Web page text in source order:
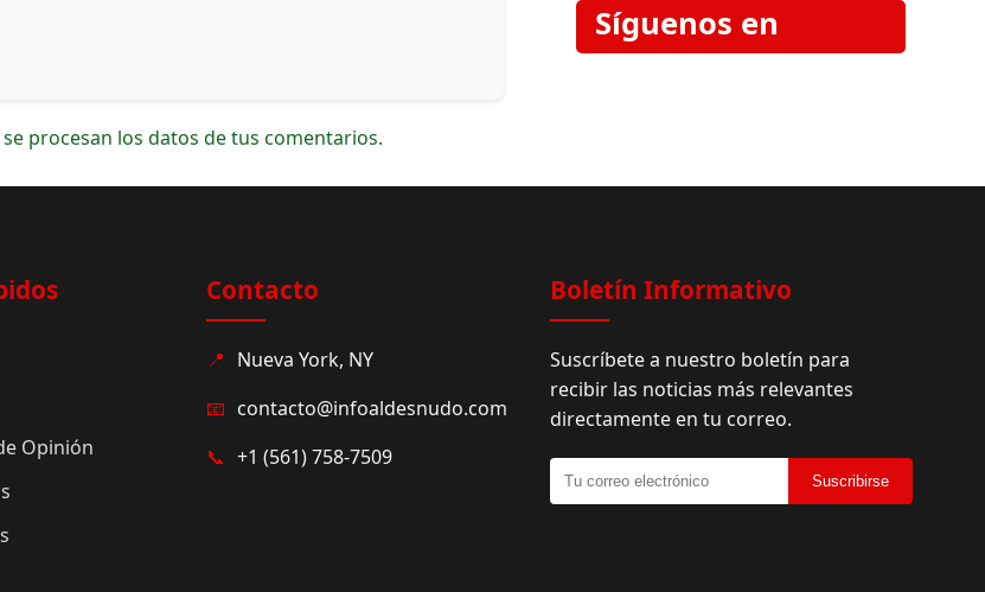
procesan los datos de tus comentarios.
Síguenos en
Opinión
Contacto
📍 Nueva York, NY
📧 contacto@infoaldesnudo.com
📞 +1 (561) 758-7509
Boletín Informativo
Suscríbete a nuestro boletín para
recibir las noticias más relevantes
directamente en tu correo.
Suscribirse